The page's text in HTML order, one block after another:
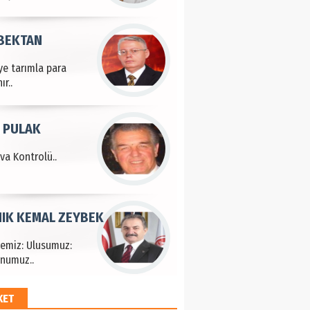
tarımla para
Kontrolü..
PULAK
Ulusumuz:
KEMAL ZEYBEK
HAYRİ PEKER